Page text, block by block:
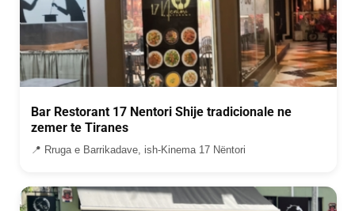
Bar Restorant 17 Nentori Shije tradicionale ne
zemer te Tiranes
📍 Rruga e Barrikadave, ish-Kinema 17 Nëntori